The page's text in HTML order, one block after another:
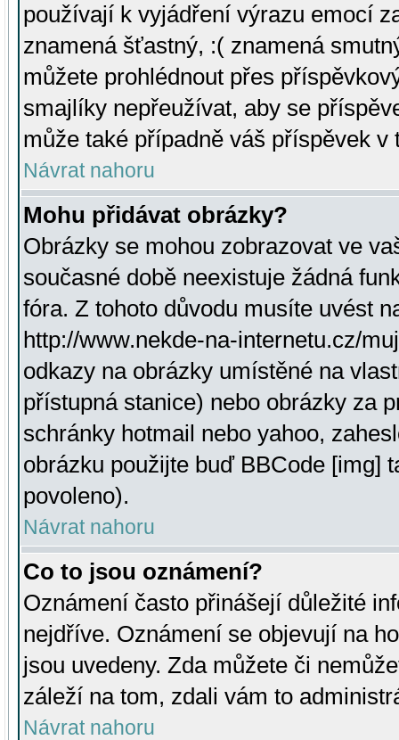
používají k vyjádření výrazu emocí
znamená šťastný, :( znamená
můžete prohlédnout přes
smajlíky nepřeužívat, aby se
může také případně váš příspěvek v
Návrat nahoru
Mohu přidávat obrázky?
Obrázky se mohou zobrazovat ve
současné době neexistuje žádná
fóra. Z tohoto důvodu musíte uvést
http://www.nekde-na-internetu.cz/
odkazy na obrázky umístěné na
přístupná stanice) nebo obrázky za
schránky hotmail nebo yahoo,
obrázku použijte buď BBCode [img]
povoleno).
Návrat nahoru
Co to jsou oznámení?
Oznámení často přinášejí důležité
nejdříve. Oznámení se objevují na
jsou uvedeny. Zda můžete či
záleží na tom, zdali vám to
Návrat nahoru